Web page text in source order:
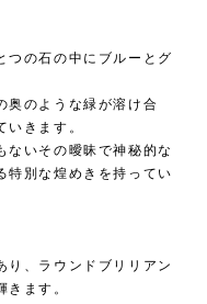
つの石の中にブルーとグ
奥のような緑が溶け合
きます。
ないその曖昧で神秘的な
特別な煌めきを持ってい
り、ラウンドブリリアン
きます。​​​​​​​​​​​​​​​​